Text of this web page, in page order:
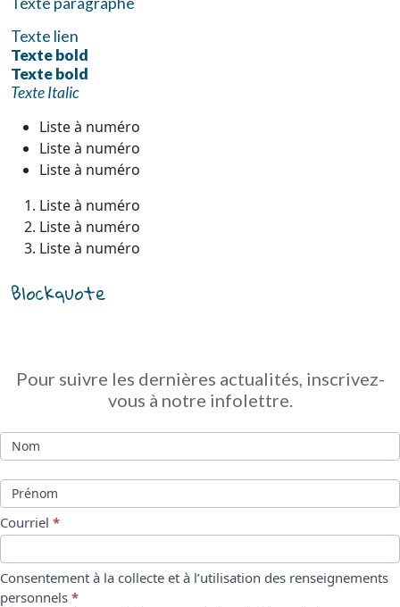
Texte lien
Texte bold
Texte bold
Texte Italic
Liste à numéro
Liste à numéro
Liste à numéro
Liste à numéro
Liste à numéro
Liste à numéro
Blockquote
Infolettre
Pour suivre les dernières actualités, inscrivez-
vous à notre infolettre.
Nom
Prénom
Courriel *
Consentement à la collecte et à l’utilisation des renseignements
personnels *